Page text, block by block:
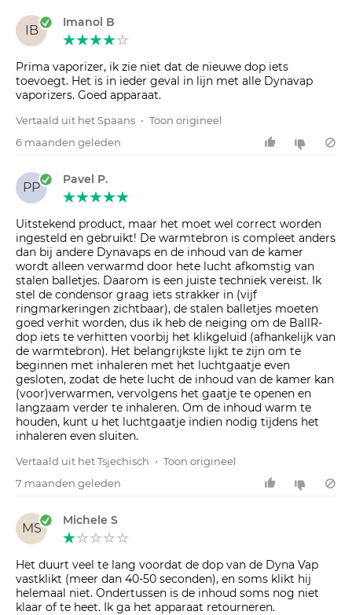
IB
Imanol B
Prima vaporizer, ik zie niet dat de nieuwe dop iets
toevoegt. Het is in ieder geval in lijn met alle Dynavap
vaporizers. Goed apparaat.
Vertaald uit het Spaans • Toon origineel
6 maanden geleden
PP
Pavel P.
Uitstekend product, maar het moet wel correct worden
ingesteld en gebruikt! De warmtebron is compleet anders
dan bij andere Dynavaps en de inhoud van de kamer
wordt alleen verwarmd door hete lucht afkomstig van
stalen balletjes. Daarom is een juiste techniek vereist. Ik
stel de condensor graag iets strakker in (vijf
ringmarkeringen zichtbaar), de stalen balletjes moeten
goed verhit worden, dus ik heb de neiging om de BallR-
dop iets te verhitten voorbij het klikgeluid (afhankelijk van
de warmtebron). Het belangrijkste lijkt te zijn om te
beginnen met inhaleren met het luchtgaatje even
gesloten, zodat de hete lucht de inhoud van de kamer kan
(voor)verwarmen, vervolgens het gaatje te openen en
langzaam verder te inhaleren. Om de inhoud warm te
houden, kunt u het luchtgaatje indien nodig tijdens het
inhaleren even sluiten.
Vertaald uit het Tsjechisch • Toon origineel
7 maanden geleden
MS
Michele S
Het duurt veel te lang voordat de dop van de Dyna Vap
vastklikt (meer dan 40-50 seconden), en soms klikt hij
helemaal niet. Ondertussen is de inhoud soms nog niet
klaar of te heet. Ik ga het apparaat retourneren.